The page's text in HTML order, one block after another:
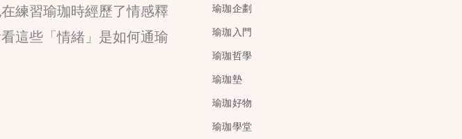
練習瑜珈時經歷了情感釋
這些「情緒」是如何通瑜
瑜珈企劃
瑜珈入門
瑜珈哲學
瑜珈墊
瑜珈好物
瑜珈學堂